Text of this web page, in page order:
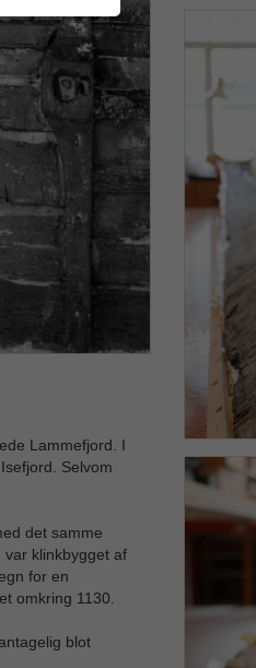
Lammefjord. I
Selvom
det samme
klinkbygget af
for en
omkring 1130.
blot